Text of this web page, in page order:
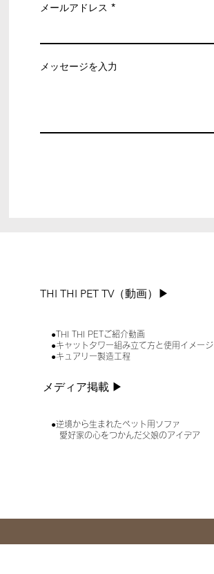
メールアドレス
メッセージを入力
THI THI PET TV（動画）▶︎
●THI THI PETご紹介動画
●キャットタワー組み立て方と使用イメージ
●キュアリー製造工程
メディア掲載 ▶︎
●逆境から生まれたペット用ソファ
愛好家の心をつかんだ父娘のアイデア